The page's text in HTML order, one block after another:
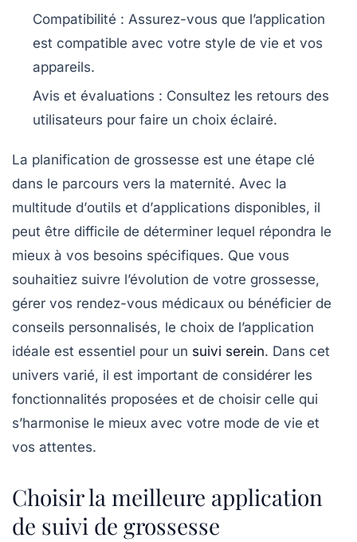
Compatibilité : Assurez-vous que l’application
est compatible avec votre style de vie et vos
appareils.
Avis et évaluations : Consultez les retours des
utilisateurs pour faire un choix éclairé.
La planification de grossesse est une étape clé
dans le parcours vers la maternité. Avec la
multitude d’outils et d’applications disponibles, il
peut être difficile de déterminer lequel répondra le
mieux à vos besoins spécifiques. Que vous
souhaitiez suivre l’évolution de votre grossesse,
gérer vos rendez-vous médicaux ou bénéficier de
conseils personnalisés, le choix de l’application
idéale est essentiel pour un suivi serein. Dans cet
univers varié, il est important de considérer les
fonctionnalités proposées et de choisir celle qui
s’harmonise le mieux avec votre mode de vie et
vos attentes.
Choisir la meilleure application
de suivi de grossesse